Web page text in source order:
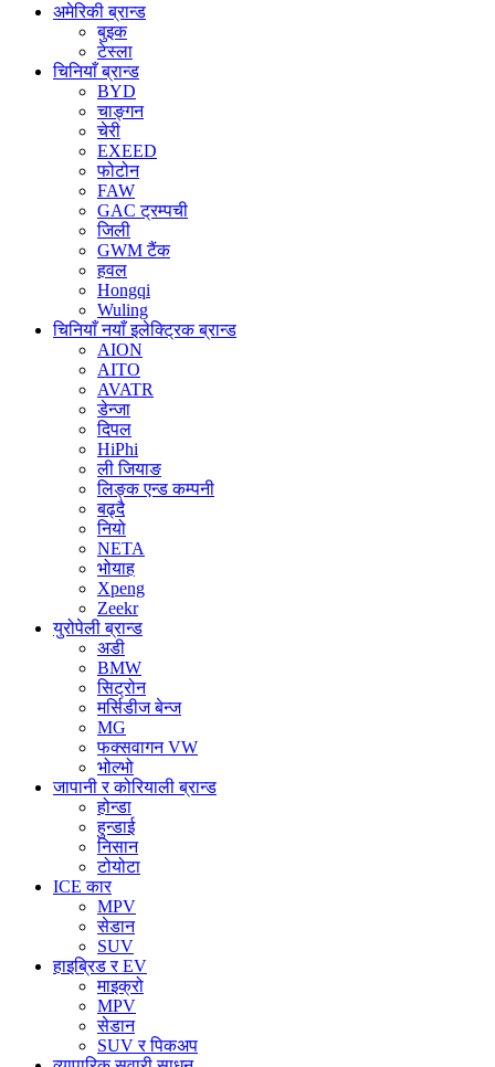
अमेरिकी ब्रान्ड
बुइक
टेस्ला
चिनियाँ ब्रान्ड
BYD
चाङ्गन
चेरी
EXEED
फोटोन
FAW
GAC ट्रम्पची
जिली
GWM टैंक
हवल
Hongqi
Wuling
चिनियाँ नयाँ इलेक्ट्रिक ब्रान्ड
AION
AITO
AVATR
डेन्जा
दिपल
HiPhi
ली जियाङ
लिङ्क एन्ड कम्पनी
बढ्दै
नियो
NETA
भोयाह
Xpeng
Zeekr
युरोपेली ब्रान्ड
अडी
BMW
सिट्रोन
मर्सिडीज बेन्ज
MG
फक्सवागन VW
भोल्भो
जापानी र कोरियाली ब्रान्ड
होन्डा
हुन्डाई
निसान
टोयोटा
ICE कार
MPV
सेडान
SUV
हाइब्रिड र EV
माइक्रो
MPV
सेडान
SUV र पिकअप